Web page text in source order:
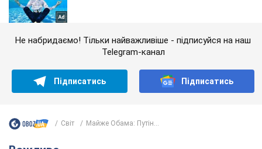
Не набридаємо! Тільки найважливіше - підписуйся на наш
Telegram-канал
Підписатись Підписатись
Світ Майже Обама: Путін...